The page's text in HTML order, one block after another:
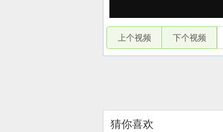
上个视频 下个视频
猜你喜欢